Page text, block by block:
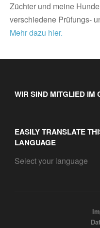
Züchter und meine Hunde
verschiedene Prüfungs-
Mehr dazu hier.
WIR SIND MITGLIED IM
EASILY TRANSLATE
LANGUAGE
Select your language